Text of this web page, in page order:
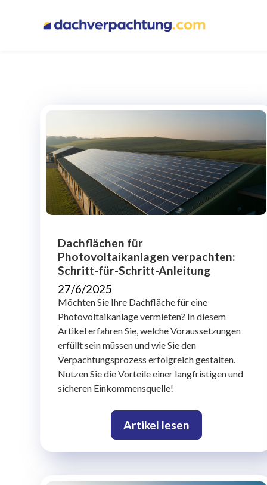
Dachflächen für
Photovoltaikanlagen verpachten:
Schritt-für-Schritt-Anleitung
27/6/2025
Möchten Sie Ihre Dachfläche für eine
Photovoltaikanlage vermieten? In diesem
Artikel erfahren Sie, welche Voraussetzungen
erfüllt sein müssen und wie Sie den
Verpachtungsprozess erfolgreich gestalten.
Nutzen Sie die Vorteile einer langfristigen und
sicheren Einkommensquelle!
Artikel lesen